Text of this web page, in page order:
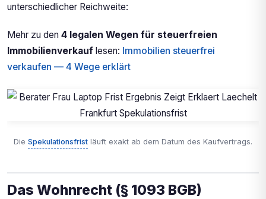
unterschiedlicher Reichweite:
Mehr zu den 4 legalen Wegen für steuerfreien
Immobilienverkauf lesen: Immobilien steuerfrei
verkaufen — 4 Wege erklärt
Die Spekulationsfrist läuft exakt ab dem Datum des Kaufvertrags.
Das Wohnrecht (§ 1093 BGB)